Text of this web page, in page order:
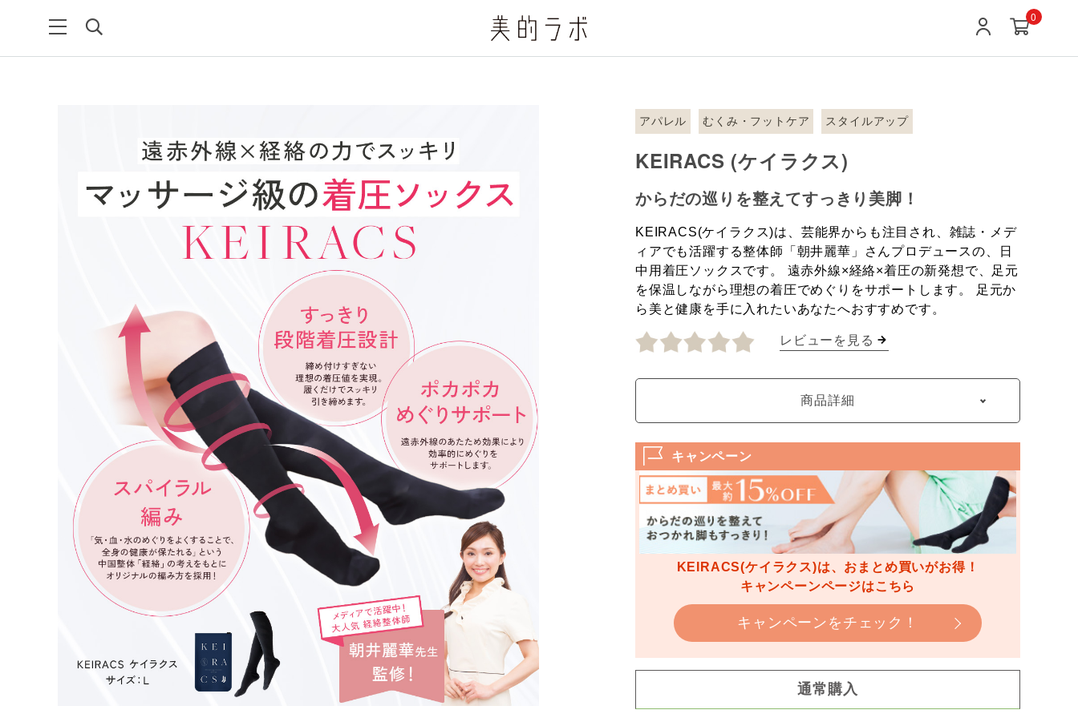
0
アパレル むくみ・フットケア スタイルアップ
KEIRACS (ケイラクス)
からだの巡りを整えてすっきり美脚！
KEIRACS(ケイラクス)は、芸能界からも注目され、雑誌・メデ
ィアでも活躍する整体師「朝井麗華」さんプロデュースの、日
中用着圧ソックスです。 遠赤外線×経絡×着圧の新発想で、足元
を保温しながら理想の着圧でめぐりをサポートします。 足元か
ら美と健康を手に入れたいあなたへおすすめです。
レビューを見る
商品詳細
キャンペーン
KEIRACS(ケイラクス)は、おまとめ買いがお得！
キャンペーンページはこちら
キャンペーンをチェック！
通常購入